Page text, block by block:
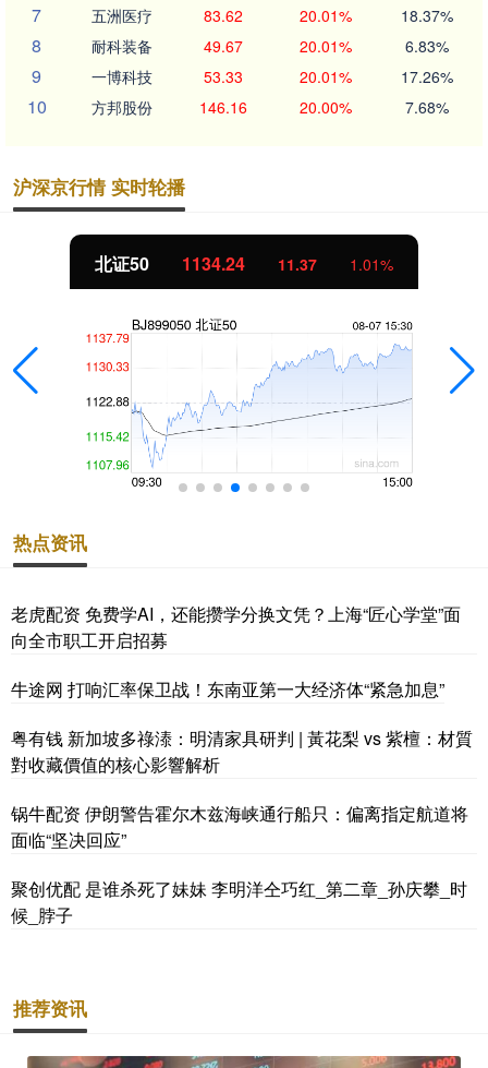
7 五洲医疗 83.62 20.01% 18.37%
8 耐科装备 49.67 20.01% 6.83%
9 一博科技 53.33 20.01% 17.26%
10 方邦股份 146.16 20.00% 7.68%
沪深京行情 实时轮播
北证50 1134.24 11.37 1.01%
热点资讯
老虎配资 免费学AI，还能攒学分换文凭？上海“匠心学堂”面
向全市职工开启招募
牛途网 打响汇率保卫战！东南亚第一大经济体“紧急加息”
粤有钱 新加坡多祿溙：明清家具研判 | 黃花梨 vs 紫檀：材質
對收藏價值的核心影響解析
锅牛配资 伊朗警告霍尔木兹海峡通行船只：偏离指定航道将
面临“坚决回应”
聚创优配 是谁杀死了妹妹 李明洋仝巧红_第二章_孙庆攀_时
候_脖子
推荐资讯